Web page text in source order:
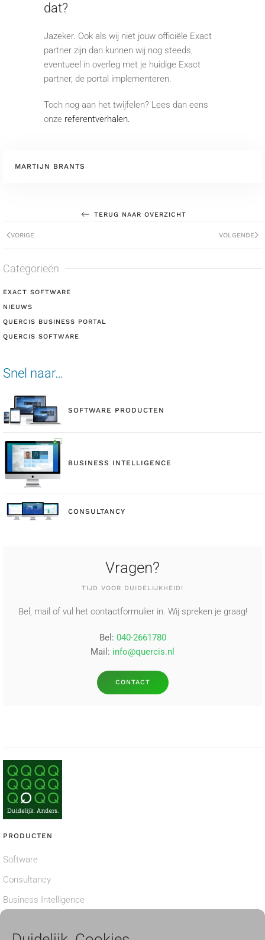
dat?
Jazeker. Ook als wij niet jouw officiële Exact
partner zijn dan kunnen wij nog steeds,
eventueel in overleg met je huidige Exact
partner, de portal implementeren.
Toch nog aan het twijfelen? Lees dan eens
onze referentverhalen.
MARTIJN BRANTS
TERUG NAAR OVERZICHT
VORIGE VOLGENDE
Categorieën
EXACT SOFTWARE
NIEUWS
QUERCIS BUSINESS PORTAL
QUERCIS SOFTWARE
Snel naar…
SOFTWARE PRODUCTEN
BUSINESS INTELLIGENCE
CONSULTANCY
Vragen?
TIJD VOOR DUIDELIJKHEID!
Bel, mail of vul het contactformulier in. Wij spreken je graag!
Bel: 040-2661780
Mail: info@quercis.nl
CONTACT
PRODUCTEN
Software
Consultancy
Business Intelligence